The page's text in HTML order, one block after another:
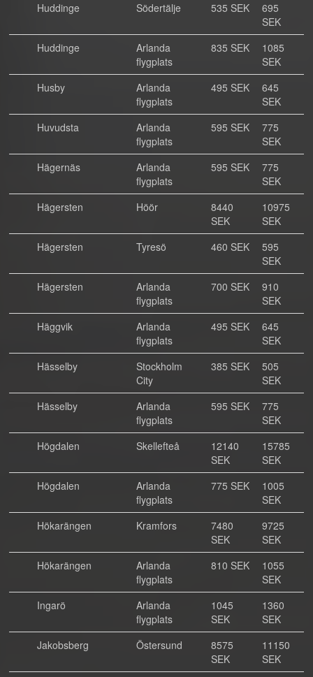
Huddinge
Södertälje 535 SEK
695
SEK
Huddinge
Arlanda
flygplats
835 SEK
1085
SEK
Husby
Arlanda
flygplats
495 SEK
645
SEK
Huvudsta
Arlanda
flygplats
595 SEK
775
SEK
Hägernäs
Arlanda
flygplats
595 SEK
775
SEK
Hägersten
Höör
8440
SEK
10975
SEK
Hägersten
Tyresö 460 SEK
595
SEK
Hägersten
Arlanda
flygplats
700 SEK
910
SEK
Häggvik
Arlanda
flygplats
495 SEK
645
SEK
Hässelby
Stockholm
City
385 SEK
505
SEK
Hässelby
Arlanda
flygplats
595 SEK
775
SEK
Högdalen
Skellefteå
12140
SEK
15785
SEK
Högdalen
Arlanda
flygplats
775 SEK
1005
SEK
Hökarängen
Kramfors
7480
SEK
9725
SEK
Hökarängen
Arlanda
flygplats
810 SEK
1055
SEK
Ingarö
Arlanda
flygplats
1045
SEK
1360
SEK
Jakobsberg
Östersund
8575
SEK
11150
SEK